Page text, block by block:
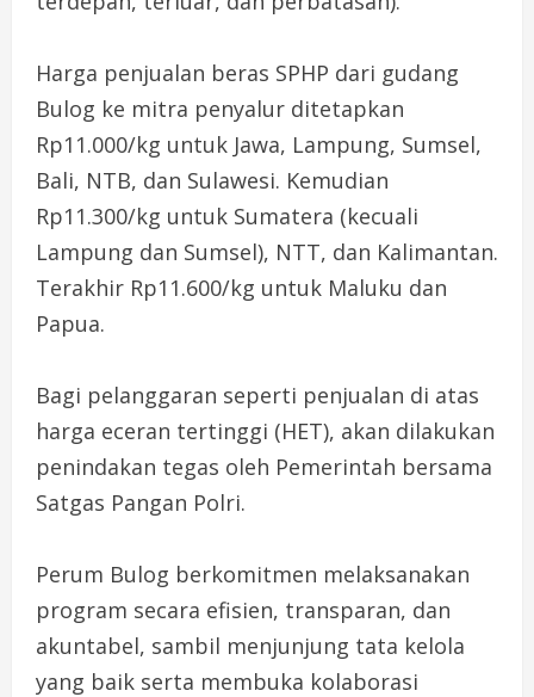
Harga penjualan beras SPHP dari gudang
Bulog ke mitra penyalur ditetapkan
Rp11.000/kg untuk Jawa, Lampung, Sumsel,
Bali, NTB, dan Sulawesi. Kemudian
Rp11.300/kg untuk Sumatera (kecuali
Lampung dan Sumsel), NTT, dan Kalimantan.
Terakhir Rp11.600/kg untuk Maluku dan
Papua.
Bagi pelanggaran seperti penjualan di atas
harga eceran tertinggi (HET), akan dilakukan
penindakan tegas oleh Pemerintah bersama
Satgas Pangan Polri.
Perum Bulog berkomitmen melaksanakan
program secara efisien, transparan, dan
akuntabel, sambil menjunjung tata kelola
yang baik serta membuka kolaborasi